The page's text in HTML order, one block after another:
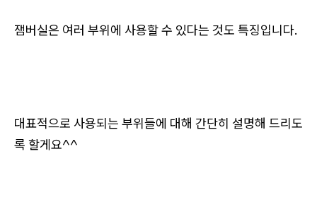
잼버실은 여러 부위에 사용할 수 있다는 것도 특징입니다.
대표적으로 사용되는 부위들에 대해 간단히 설명해 드리도
록 할게요^^